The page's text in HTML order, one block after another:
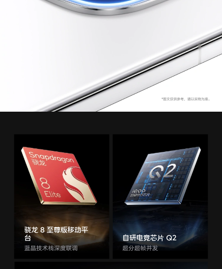
X Fold5 X200 Ultra
全部X机型 对比X机型
S30
S20 Pro S20
全部S机型
Y500 Pro
Y50 5G Y50m 5G
全部Y机型 对比Y机型
iQOO Neo11 iQOO 15
vivo 头戴降噪耳机
iQOO Pad6 Pro iQOO TWS 5e
骁龙 8 至尊版移动平
台
蓝晶技术栈深度联调
自研电竞芯片 Q2
超分超帧并发